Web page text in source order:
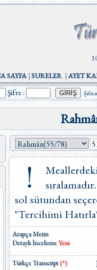
SAYFA|SURELER|AYET
Şifre :
sol sütundan
"Tercihimi
Arapça Metin
Detaylı İncelemeYeni
Türkçe Transcript(*)